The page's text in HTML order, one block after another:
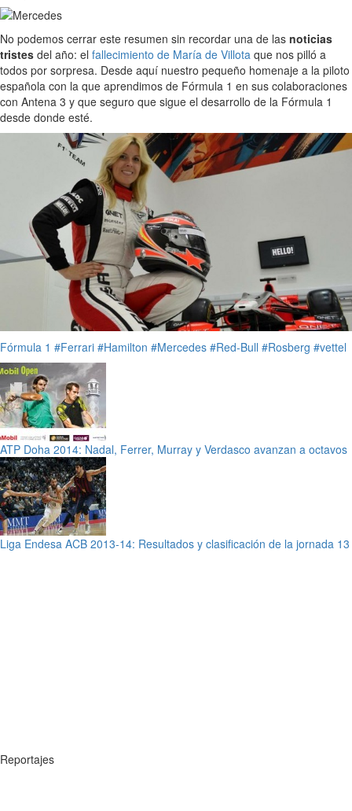
No podemos cerrar este resumen sin recordar una de las noticias
tristes del año: el fallecimiento de María de Villota que nos pilló a
todos por sorpresa. Desde aquí nuestro pequeño homenaje a la piloto
española con la que aprendimos de Fórmula 1 en sus colaboraciones
con Antena 3 y que seguro que sigue el desarrollo de la Fórmula 1
desde donde esté.
Fórmula 1 #Ferrari #Hamilton #Mercedes #Red-Bull #Rosberg #vettel
ATP Doha 2014: Nadal, Ferrer, Murray y Verdasco avanzan a octavos
Liga Endesa ACB 2013-14: Resultados y clasificación de la jornada 13
Reportajes